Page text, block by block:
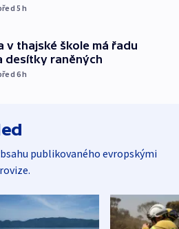
5h
v thajské škole má řadu
desítky raněných
6h
publikovaného evropskými